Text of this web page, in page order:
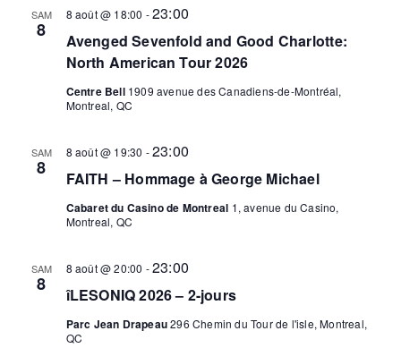
SAM
8
Avenged Sevenfold and Good Charlotte:
North American Tour 2026
8 août @ 18:00 -23:00
Centre Bell 1909 avenue des Canadiens-de-Montréal,
Montreal, QC
SAM
8 FAITH – Hommage à George Michael
8 août @ 19:30 -23:00
Cabaret du Casino de Montreal 1, avenue du Casino,
Montreal, QC
SAM
8 îLESONIQ 2026 – 2-jours
8 août @ 20:00 -23:00
Parc Jean Drapeau296 Chemin du Tour de l'isle, Montreal,
QC